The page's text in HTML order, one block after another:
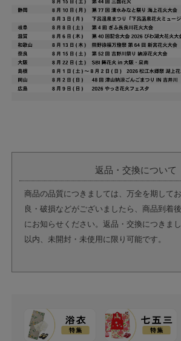
返品・交換について
商品の品質につきましては、万全を期して
良・破損などがございましたら、商品到着
にお知らせください。返品・交換につきま
以内、未開封・未使用に限り可能です。